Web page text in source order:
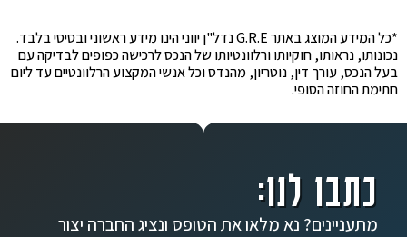
*כל המידע המוצג באתר G.R.E נדל"ן יווני הינו מידע ראשוני ובסיסי בלבד.
נכונותו, נראותו, חוקיותו ורלוונטיותו של הנכס לרכישה כפופים לבדיקה עם
בעל הנכס, עורך דין, נוטריון, מהנדס וכל אנשי המקצוע הרלוונטיים עד ליום
חתימת החוזה הסופי.
כתבו לנו:
מתעניינים? נא מלאו את הטופס ונציג החברה יצור